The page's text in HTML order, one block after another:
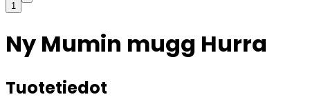
1
Ny Mumin mugg Hurra
Tuotetiedot